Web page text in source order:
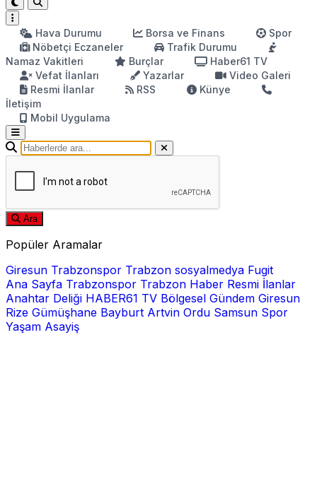
Hava Durumu Borsa ve Finans
Spor
Nöbetçi Eczaneler
Trafik Durumu
Namaz Vakitleri
Burçlar
Haber61 TV
Vefat İlanları
Yazarlar
Video Galeri
Resmi İlanlar
RSS
Künye
İletişim
Mobil Uygulama
Ara
Popüler Aramalar
Giresun Trabzonspor Trabzon sosyalmedya Fugit
Ana Sayfa Trabzonspor Trabzon Haber Resmi İlanlar
Anahtar Deliği HABER61 TV Bölgesel Gündem Giresun
Rize Gümüşhane Bayburt Artvin Ordu Samsun Spor
Yaşam Asayiş